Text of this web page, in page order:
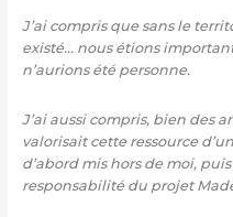
J’ai compris que sans le
existé… nous étions
n’aurions été personne.
J’ai aussi compris, bien des
valorisait cette ressource
d’abord mis hors de moi,
responsabilité du projet